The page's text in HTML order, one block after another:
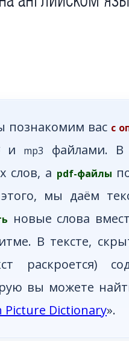
познакомим вас с
и mp3 файлами. В
слов, а pdf-файлы
мы даём
новые слова
В тексте,
раскроется)
вы можете
Picture Dictionary».
Помогу
За